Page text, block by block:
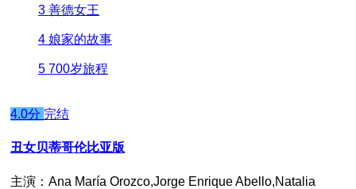
3 善德女王
4 娘家的故事
5 700岁旅程
4.0分 完结
丑女贝蒂哥伦比亚版
主演：Ana María Orozco,Jorge Enrique Abello,Natalia